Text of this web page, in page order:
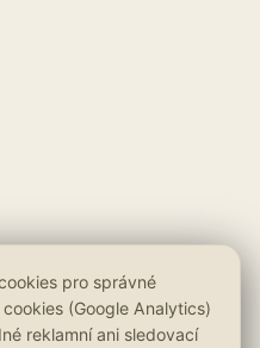
pro správné
(Google Analytics)
reklamní ani sledovací